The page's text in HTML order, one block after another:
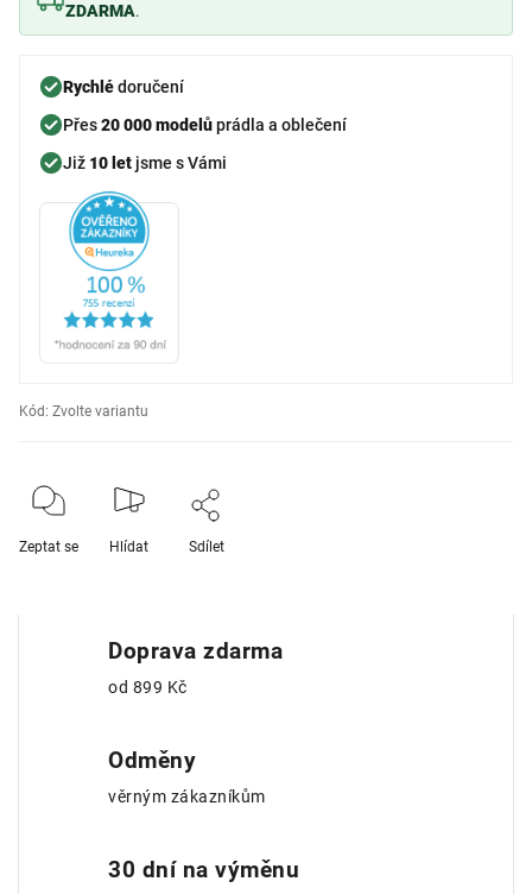
ZDARMA.
Rychlédoručení
Přes20 000 modelůprádla a oblečení
Již 10 let jsme s Vámi
Kód: Zvolte variantu
Zeptat se Hlídat Sdílet
Doprava zdarma
od 899 Kč
Odměny
věrným zákazníkům
30 dní na výměnu